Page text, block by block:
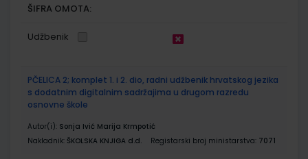
ŠIFRA OMOTA:
Udžbenik
PČELICA 2; komplet 1. i 2. dio, radni udžbenik hrvatskog jezika
s dodatnim digitalnim sadržajima u drugom razredu
osnovne škole
Autor(i): Sonja Ivić Marija Krmpotić
Nakladnik: ŠKOLSKA KNJIGA d.d. Registarski broj ministarstva: 7071